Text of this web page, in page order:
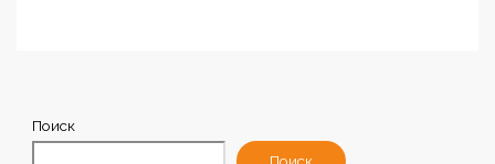
Поиск